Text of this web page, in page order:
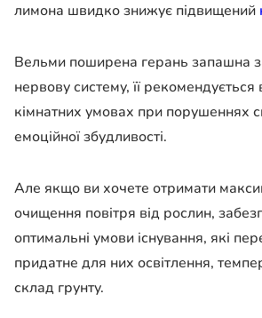
лимона швидко знижує підвищений
Вельми поширена герань запашна
нервову систему, її
кімнатних умовах при порушеннях
емоційної збудливості.
Але якщо ви хочете отримати
очищення повітря від рослин,
оптимальні умови існування, які
придатне для них освітлення,
склад грунту.